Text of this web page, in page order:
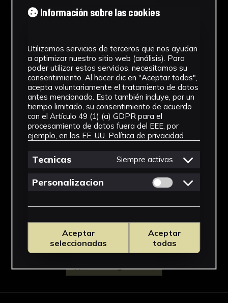
Tipología
Cronología
SF
Materiales
Vidrio
Ubicación
Facultad de Farmacia
Ver más
Descargar Ficha
Información sobre las cookies
Utilizamos servicios de terceros que nos ayudan
a optimizar nuestro sitio web (análisis). Para
poder utilizar estos servicios, necesitamos su
consentimiento. Al hacer clic en "Aceptar todas",
acepta voluntariamente el tratamiento de datos
antes mencionado. Esto también incluye, por un
tiempo limitado, su consentimiento de acuerdo
con el Artículo 49 (1) (a) GDPR para el
procesamiento de datos fuera del EEE, por
ejemplo, en los EE. UU. Política de privacidad
Tecnicas Siempre activas
Personalizacion Permitir cookies
Aceptar
seleccionadas
Aceptar
todas